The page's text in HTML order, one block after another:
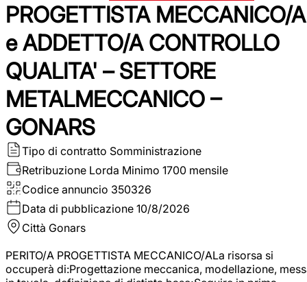
PROGETTISTA MECCANICO/A
e ADDETTO/A CONTROLLO
QUALITA' – SETTORE
METALMECCANICO –
GONARS
Tipo di contratto Somministrazione
Retribuzione Lorda Minimo 1700 mensile
Codice annuncio 350326
Data di pubblicazione 10/8/2026
Città Gonars
PERITO/A PROGETTISTA MECCANICO/ALa risorsa si
occuperà di:Progettazione meccanica, modellazione,